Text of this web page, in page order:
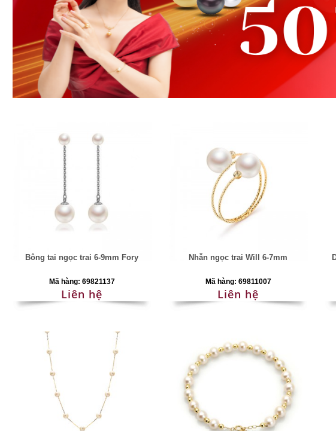
Bông tai ngọc trai 6-9mm Fory
Mã hàng: 69821137
Liên hệ
Nhẫn ngọc trai Will 6-7mm
Mã hàng: 69811007
Liên hệ